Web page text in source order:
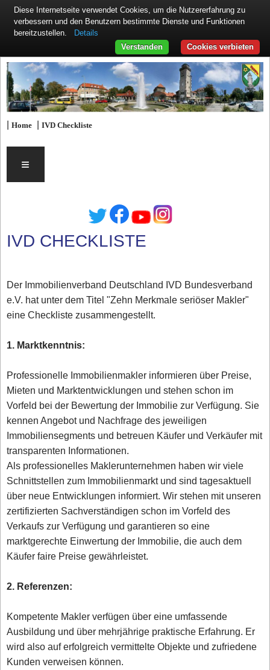
|Home |IVD Checkliste
≡
IVD CHECKLISTE
Der Immobilienverband Deutschland IVD Bundesverband
e.V. hat unter dem Titel "Zehn Merkmale seriöser Makler"
eine Checkliste zusammengestellt.
1. Marktkenntnis:
Professionelle Immobilienmakler informieren über Preise,
Mieten und Marktentwicklungen und stehen schon im
Vorfeld bei der Bewertung der Immobilie zur Verfügung. Sie
kennen Angebot und Nachfrage des jeweiligen
Immobiliensegments und betreuen Käufer und Verkäufer mit
transparenten Informationen.
Als professionelles Maklerunternehmen haben wir viele
Schnittstellen zum Immobilienmarkt und sind tagesaktuell
über neue Entwicklungen informiert. Wir stehen mit unseren
zertifizierten Sachverständigen schon im Vorfeld des
Verkaufs zur Verfügung und garantieren so eine
marktgerechte Einwertung der Immobilie, die auch dem
Käufer faire Preise gewährleistet.
2. Referenzen:
Kompetente Makler verfügen über eine umfassende
Ausbildung und über mehrjährige praktische Erfahrung. Er
wird also auf erfolgreich vermittelte Objekte und zufriedene
Kunden verweisen können.
Diese Internetseite verwendet Cookies, um die Nutzererfahrung zu
verbessern und den Benutzern bestimmte Dienste und Funktionen
bereitzustellen.
Details
Cookies verbieten
Verstanden